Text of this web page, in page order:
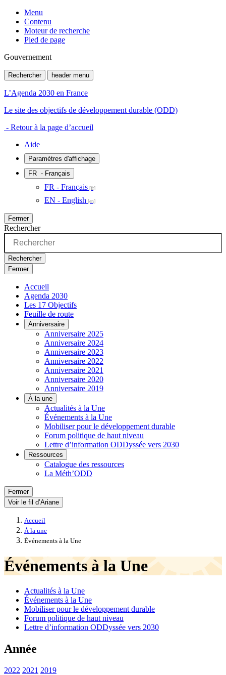
Menu
Contenu
Moteur de recherche
Pied de page
Gouvernement
Rechercher header menu
L’Agenda 2030 en France
Le site des objectifs de développement durable (ODD)
- Retour à la page d’accueil
Aide
Paramètres d'affichage
FR - Français
FR - Français
EN - English
Fermer
Rechercher
Rechercher
Fermer
Accueil
Agenda 2030
Les 17 Objectifs
Feuille de route
Anniversaire
Anniversaire 2025
Anniversaire 2024
Anniversaire 2023
Anniversaire 2022
Anniversaire 2021
Anniversaire 2020
Anniversaire 2019
À la une
Actualités à la Une
Événements à la Une
Mobiliser pour le développement durable
Forum politique de haut niveau
Lettre d’information ODDyssée vers 2030
Ressources
Catalogue des ressources
La Méth’ODD
Fermer
Voir le fil d’Ariane
Accueil
À la une
Événements à la Une
Événements à la Une
Actualités à la Une
Événements à la Une
Mobiliser pour le développement durable
Forum politique de haut niveau
Lettre d’information ODDyssée vers 2030
Année
2022 2021 2019